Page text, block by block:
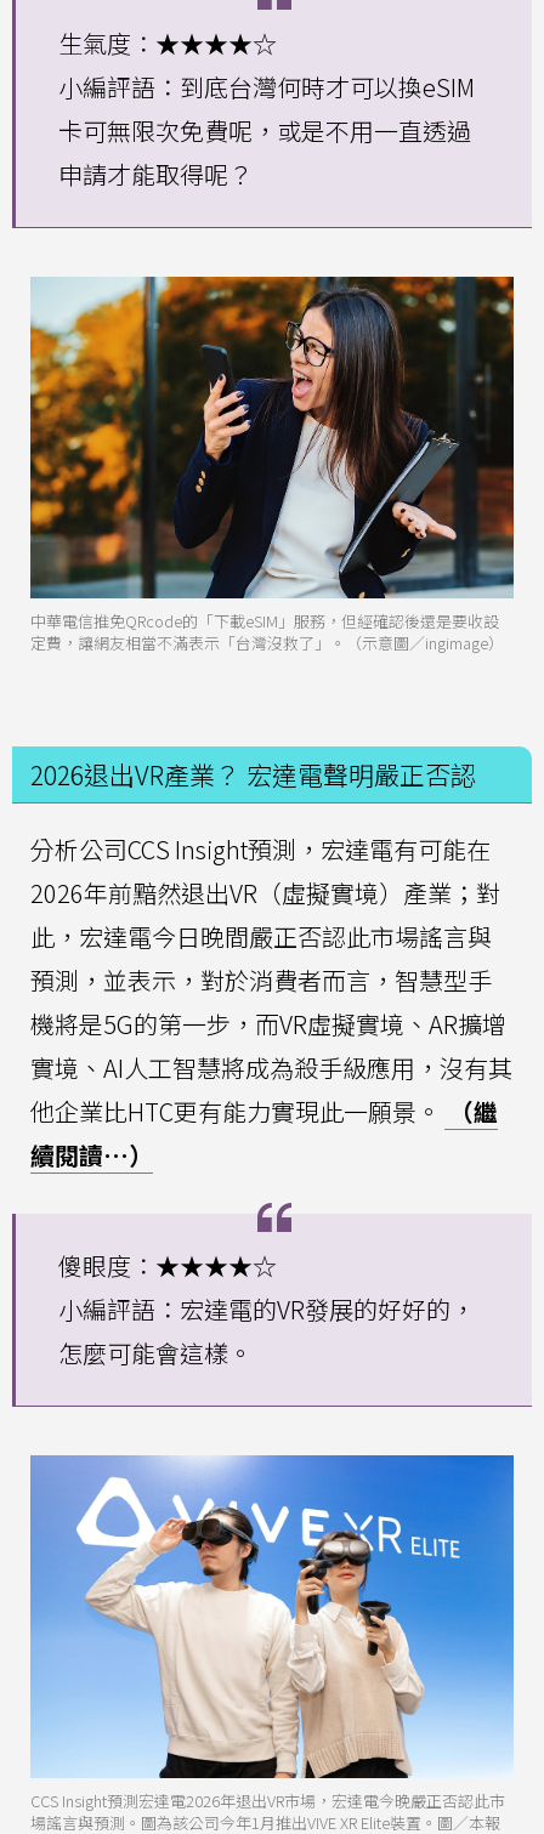
生氣度：★★★★☆
小編評語：到底台灣何時才可以換eSIM
卡可無限次免費呢，或是不用一直透過
申請才能取得呢？
中華電信推免QRcode的「下載eSIM」服務，但經確認後還是要收設
定費，讓網友相當不滿表示「台灣沒救了」。（示意圖／ingimage）
2026退出VR產業？ 宏達電聲明嚴正否認
分析公司CCS Insight預測，宏達電有可能在
2026年前黯然退出VR（虛擬實境）產業；對
此，宏達電今日晚間嚴正否認此市場謠言與
預測，並表示，對於消費者而言，智慧型手
機將是5G的第一步，而VR虛擬實境、AR擴增
實境、AI人工智慧將成為殺手級應用，沒有其
他企業比HTC更有能力實現此一願景。
（繼
續閱讀…）
傻眼度：★★★★☆
小編評語：宏達電的VR發展的好好的，
怎麼可能會這樣。
CCS Insight預測宏達電2026年退出VR市場，宏達電今晚嚴正否認此市
場謠言與預測。圖為該公司今年1月推出VIVE XR Elite裝置。圖／本報